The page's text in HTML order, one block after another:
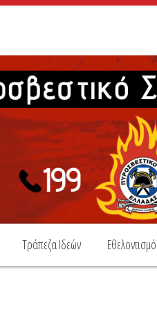
Τράπεζα Ιδεών